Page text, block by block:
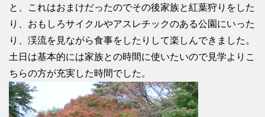
と、これはおまけだったのでその後家族と紅葉狩りをした
り、おもしろサイクルやアスレチックのある公園にいった
り、渓流を見ながら食事をしたりして楽しんできました。
土日は基本的には家族との時間に使いたいので見学よりこ
ちらの方が充実した時間でした。